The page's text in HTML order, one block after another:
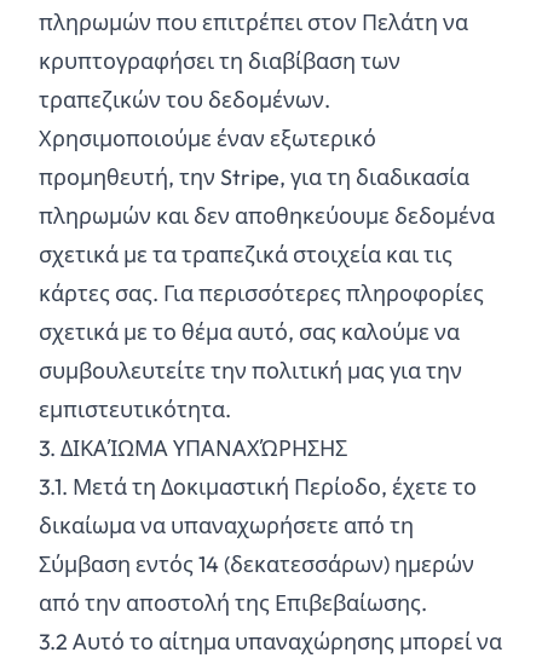
πληρωμών που επιτρέπει στον Πελάτη να
κρυπτογραφήσει τη διαβίβαση των
τραπεζικών του δεδομένων.
Χρησιμοποιούμε έναν εξωτερικό
προμηθευτή, την Stripe, για τη διαδικασία
πληρωμών και δεν αποθηκεύουμε δεδομένα
σχετικά με τα τραπεζικά στοιχεία και τις
κάρτες σας. Για περισσότερες πληροφορίες
σχετικά με το θέμα αυτό, σας καλούμε να
συμβουλευτείτε την πολιτική μας για την
εμπιστευτικότητα.
3. ΔΙΚΑΊΩΜΑ ΥΠΑΝΑΧΏΡΗΣΗΣ
3.1. Μετά τη Δοκιμαστική Περίοδο, έχετε το
δικαίωμα να υπαναχωρήσετε από τη
Σύμβαση εντός 14 (δεκατεσσάρων) ημερών
από την αποστολή της Επιβεβαίωσης.
3.2 Αυτό το αίτημα υπαναχώρησης μπορεί να